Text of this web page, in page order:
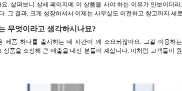
. 살펴보니 상세 페이지에 이 상품을 사야 하는 이유가 안보이더
그 결과, 크게 성장하셔서 이제는 사무실도 이전하고 창고까지 새
무엇이라고 생각하시나요?
품 하나를 출시하는 데 시간이 꽤 소요되잖아요. 그걸 이용하
품을 소싱해 큰 매출을 내신 분들이 계십니다. 이처럼 고객들이